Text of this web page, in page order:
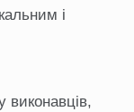
і
виконавців,